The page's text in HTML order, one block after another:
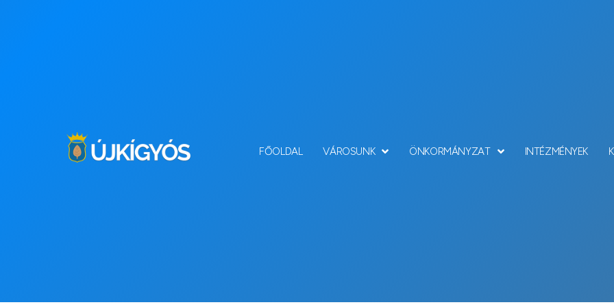
FŐOLDAL VÁROSUNK ÖNKORMÁNYZAT INTÉZMÉNYEK